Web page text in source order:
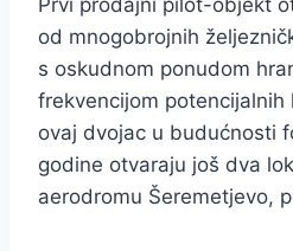
Prvi prodajni pilot-objekt
od mnogobrojnih
s oskudnom ponudom
frekvencijom potencijalnih
ovaj dvojac u budućnosti
godine otvaraju još dva
aerodromu Šeremetjevo,